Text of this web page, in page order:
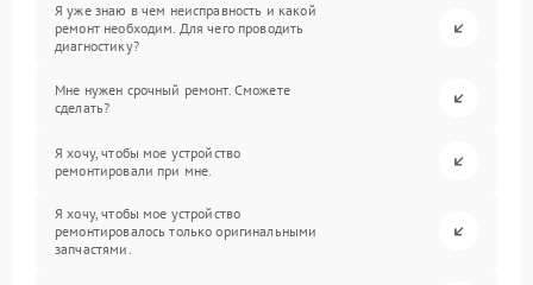
Я уже знаю в чем неисправность и какой
ремонт необходим. Для чего проводить
диагностику?
Мне нужен срочный ремонт. Сможете
сделать?
Я хочу, чтобы мое устройство
ремонтировали при мне.
Я хочу, чтобы мое устройство
ремонтировалось только оригинальными
запчастями.